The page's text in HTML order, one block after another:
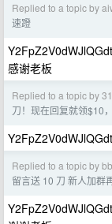
Replied to a topic by
速蹬
感谢老板
Replied to a topic by
刀！现在回复就领$10
Replied to a topic by
留言送 10 刀 新人加群